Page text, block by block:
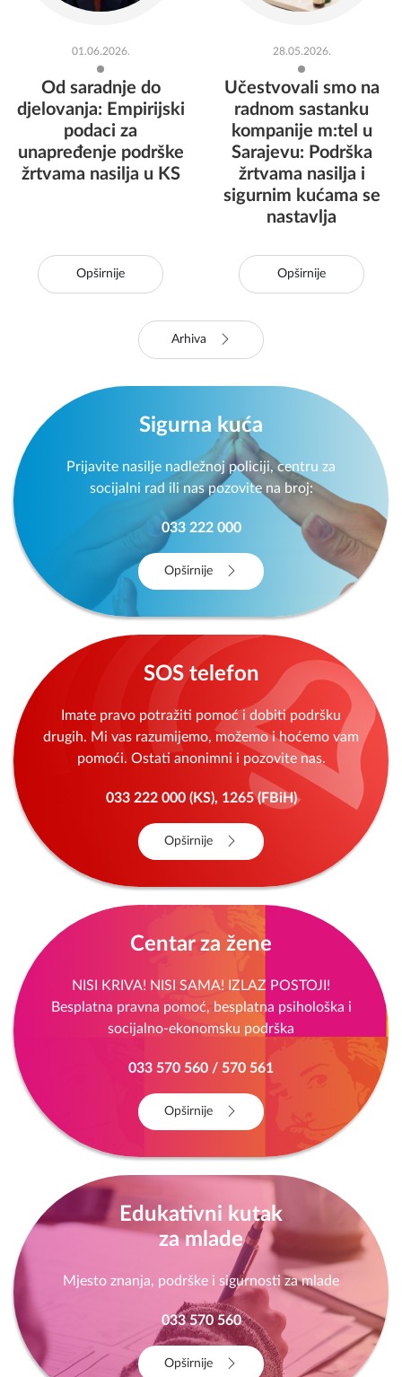
01.06.2026.
Od saradnje do
djelovanja: Empirijski
podaci za
unapređenje podrške
žrtvama nasilja u KS
Opširnije
28.05.2026.
Učestvovali smo na
radnom sastanku
kompanije m:tel u
Sarajevu: Podrška
žrtvama nasilja i
sigurnim kućama se
nastavlja
Opširnije
Arhiva
Sigurna kuća
Prijavite nasilje nadležnoj policiji, centru za
socijalni rad ili nas pozovite na broj:
033 222 000
Opširnije
SOS telefon
Imate pravo potražiti pomoć i dobiti podršku
drugih. Mi vas razumijemo, možemo i hoćemo vam
pomoći. Ostati anonimni i pozovite nas.
033 222 000 (KS), 1265 (FBiH)
Opširnije
Centar za žene
NISI KRIVA! NISI SAMA! IZLAZ POSTOJI!
Besplatna pravna pomoć, besplatna psihološka i
socijalno-ekonomsku podrška
033 570 560 / 570 561
Opširnije
Edukativni kutak
za mlade
Mjesto znanja, podrške i sigurnosti za mlade
033 570 560
Opširnije